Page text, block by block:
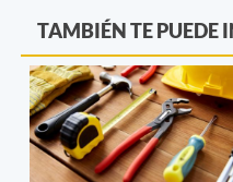
TAMBIÉN TE PUEDE